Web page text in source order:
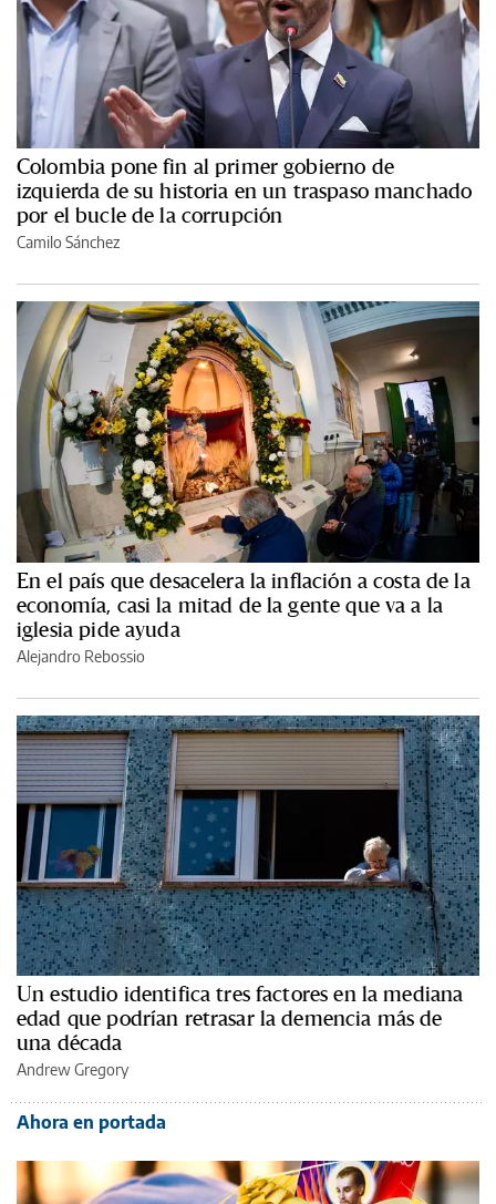
Colombia pone fin al primer gobierno de
izquierda de su historia en un traspaso manchado
por el bucle de la corrupción
Camilo Sánchez
En el país que desacelera la inflación a costa de la
economía, casi la mitad de la gente que va a la
iglesia pide ayuda
Alejandro Rebossio
Un estudio identifica tres factores en la mediana
edad que podrían retrasar la demencia más de
una década
Andrew Gregory
Ahora en portada